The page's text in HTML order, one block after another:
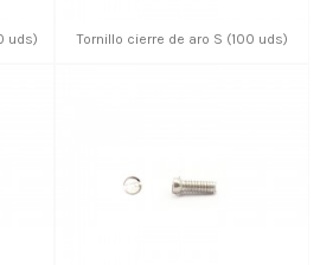
uds) Tornillo cierre de aro S (100 uds)